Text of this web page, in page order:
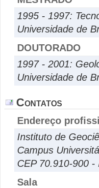
1995 - 1997:
Universidade de
DOUTORADO
1997 - 2001:
Universidade de
Contatos
Endereço
Instituto de
Campus
CEP 70.910-900 -
Sala